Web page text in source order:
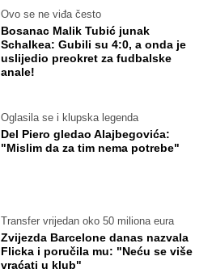
Ovo se ne viđa često
Bosanac Malik Tubić junak
Schalkea: Gubili su 4:0, a onda je
uslijedio preokret za fudbalske
anale!
Oglasila se i klupska legenda
Del Piero gledao Alajbegovića:
"Mislim da za tim nema potrebe"
Transfer vrijedan oko 50 miliona eura
Zvijezda Barcelone danas nazvala
Flicka i poručila mu: "Neću se više
vraćati u klub"